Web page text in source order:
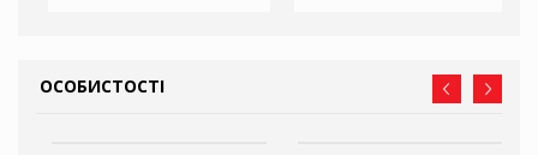
ОСОБИСТОСТІ